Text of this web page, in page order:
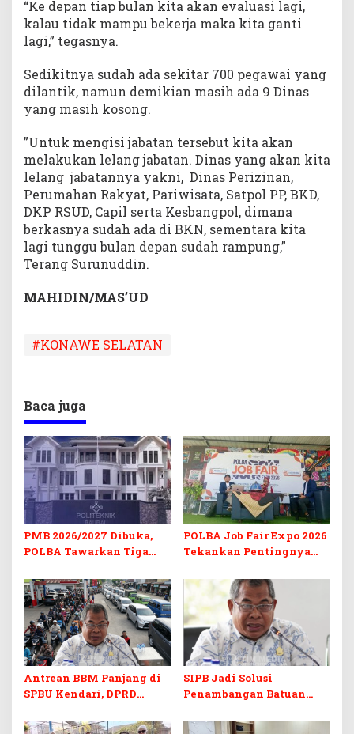
“Ke depan tiap bulan kita akan evaluasi lagi,
kalau tidak mampu bekerja maka kita ganti
lagi,” tegasnya.
Sedikitnya sudah ada sekitar 700 pegawai yang
dilantik, namun demikian masih ada 9 Dinas
yang masih kosong.
”Untuk mengisi jabatan tersebut kita akan
melakukan lelang jabatan. Dinas yang akan kita
lelang jabatannya yakni, Dinas Perizinan,
Perumahan Rakyat, Pariwisata, Satpol PP, BKD,
DKP RSUD, Capil serta Kesbangpol, dimana
berkasnya sudah ada di BKN, sementara kita
lagi tunggu bulan depan sudah rampung,”
Terang Surunuddin.
MAHIDIN/MAS’UD
#KONAWE SELATAN
Baca juga
PMB 2026/2027 Dibuka,
POLBA Tawarkan Tiga
Kuliah Gratis
POLBA Job Fair Expo 2026
Tekankan Pentingnya
Digital
Antrean BBM Panjang di
SPBU Kendari, DPRD
Barcode Curang
SIPB Jadi Solusi
Penambangan Batuan
di Sultra